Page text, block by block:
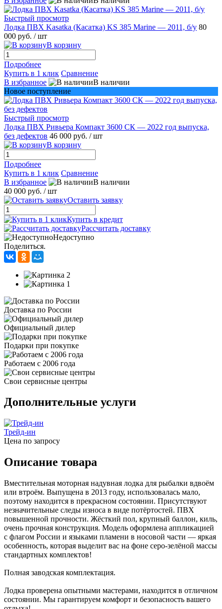
Быстрый просмотр
Лодка ПВХ Kasatka (Касатка) KS 385 Marine — 2011, б/у 80
000 руб. / шт
В корзину
Подробнее
Купить в 1 клик Сравнение
В избранное
В наличии
Новое поступление
Быстрый просмотр
Лодка ПВХ Ривьера Компакт 3600 СК — 2022 год выпуска,
без дефектов 46 000 руб. / шт
В корзину
Подробнее
Купить в 1 клик Сравнение
В избранное
В наличии
40 000 руб. / шт
Оставить заявку
Купить в кредит
Рассчитать доставку
Недоступно
Поделиться.
Доставка по России
Официальный дилер
Подарки при покупке
Работаем с 2006 года
Свои сервисные центры
Дополнительные услуги
Трейд-ин
Цена по запросу
Описание товара
Вместительная моторная надувная лодка для рыбалки вдвоём
или втроём. Выпущена в 2013 году, использовалась мало,
поэтому находится в прекрасном состоянии. Присутствуют
незначительные следы износа в виде потёртостей. ПВХ
повышенной прочности. Жёсткий пол, крупный баллон, киль,
очень прочная конструкция. Модель оформлена аппликацией
с флагом России и языками пламени в носовой части — яркая
особенность, которая выделит вас на фоне серо-зелёной массы
стандартных комплектов!
Полная заводская комплектация.
Лодка проверена опытными мастерами, находится в отличном
состоянии. Мы гарантируем комфорт и безопасность вашего